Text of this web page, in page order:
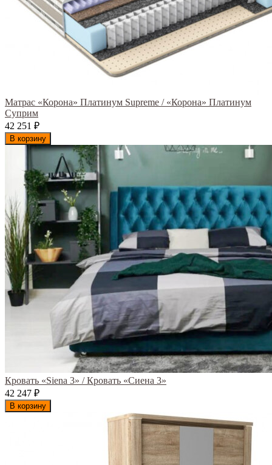
Матрас «Корона» Платинум Supreme / «Корона» Платинум
Суприм
42 251
₽
В корзину
Кровать «Siena 3» / Кровать «Сиена 3»
42 247 ₽
В корзину